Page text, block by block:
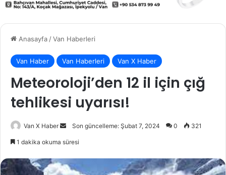
Anasayfa/Van Haberleri
Van Haber Van Haberleri Van X Haber
Meteoroloji’den 12 il için çığ
tehlikesi uyarısı!
Van X Haber
BirSon güncelleme: Şubat 7, 2024 0 321
1 dakika okuma süresi